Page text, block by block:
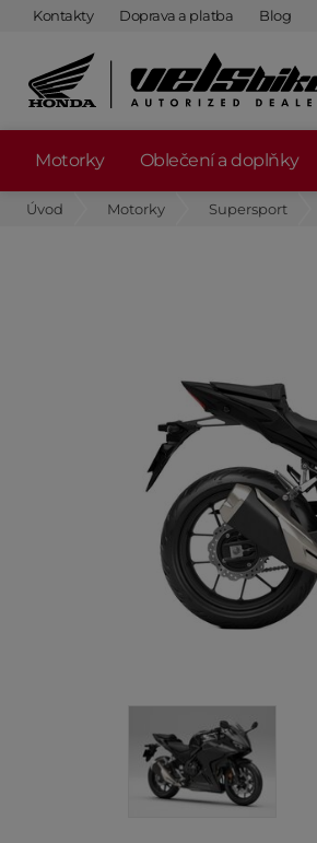
Kontakty Doprava a platba Blog
Motorky Oblečení a doplňky
Úvod Motorky Supersport